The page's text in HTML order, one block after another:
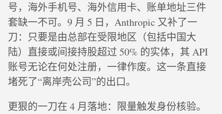
号，海外手机号、海外信用卡、账单地址三件
套缺一不可。9 月 5 日，Anthropic 又补了一
刀：只要是由总部在受限地区（包括中国大
陆）直接或间接持股超过 50% 的实体，其 API
账号无论在何处注册，一律作废。这一条直接
堵死了“离岸壳公司”的出口。
更狠的一刀在 4 月落地：限量触发身份核验。